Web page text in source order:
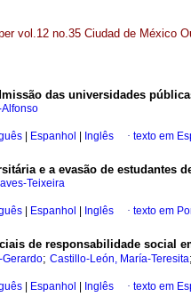
vol.12 no.35 Ciudad de México
das universidades
Espanhol Inglês · texto em
e a evasão de estudantes
Teixeira
Espanhol Inglês · texto em
de responsabilidade social
Gerardo; Castillo-León, María-Teresita
Espanhol Inglês · texto em